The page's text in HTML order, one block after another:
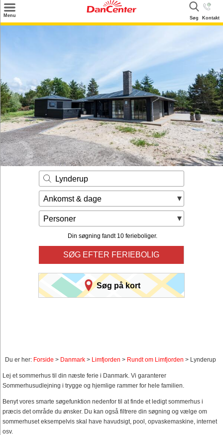
Menu Søg Kontakt
Inspiration
Info
Kontakt
Udlejning af sommerhus
Ejer
Lynderup
Ankomst & dage
Personer
Din søgning fandt 10 ferieboliger.
SØG EFTER FERIEBOLIG
Søg på kort
Du er her: Forside > Danmark > Limfjorden > Rundt om Limfjorden > Lynderup
Lej et sommerhus til din næste ferie i Danmark. Vi garanterer
Sommerhusudlejning i trygge og hjemlige rammer for hele familien.
Benyt vores smarte søgefunktion nedenfor til at finde et ledigt sommerhus i
præcis det område du ønsker. Du kan også filtrere din søgning og vælge om
sommerhuset eksempelvis skal have havudsigt, pool, opvaskemaskine, internet
osv.